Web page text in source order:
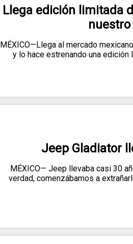
Llega edición limitada
MÉXICO—Llega al mercado
y lo hace estrenando una
Jeep Gladiator
MÉXICO— Jeep llevaba casi 30
verdad, comenzábamos a